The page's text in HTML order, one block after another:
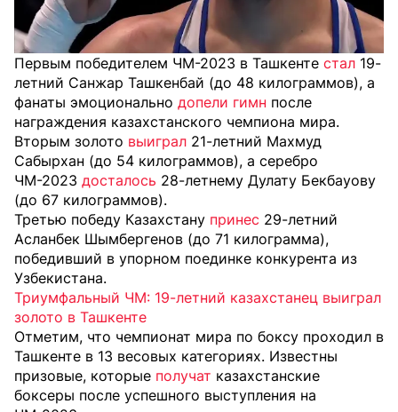
Первым победителем ЧМ-2023 в Ташкенте стал 19-
летний Санжар Ташкенбай (до 48 килограммов), а
фанаты эмоционально допели гимн после
награждения казахстанского чемпиона мира.
Вторым золото выиграл 21-летний Махмуд
Сабырхан (до 54 килограммов), а серебро
ЧМ-2023 досталось 28-летнему Дулату Бекбауову
(до 67 килограммов).
Третью победу Казахстану принес 29-летний
Асланбек Шымбергенов (до 71 килограмма),
победивший в упорном поединке конкурента из
Узбекистана.
Триумфальный ЧМ: 19-летний казахстанец выиграл
золото в Ташкенте
Отметим, что чемпионат мира по боксу проходил в
Ташкенте в 13 весовых категориях. Известны
призовые, которые получат казахстанские
боксеры после успешного выступления на